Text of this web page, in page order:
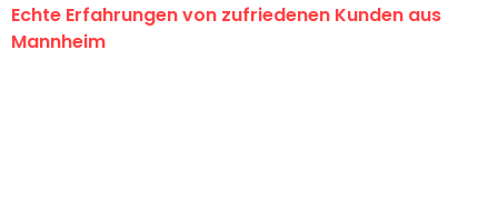
Echte Erfahrungen von zufriedenen Kunden aus
Mannheim